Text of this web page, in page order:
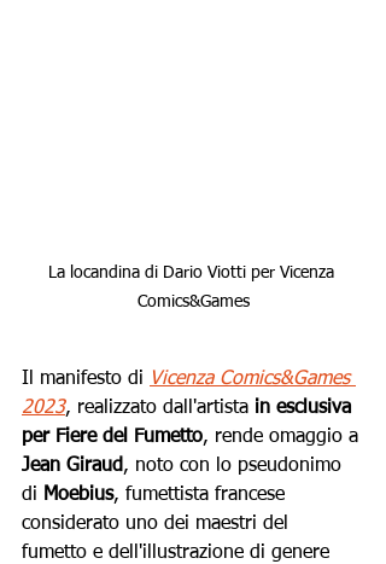
La locandina di Dario Viotti per Vicenza
Comics&Games
Il manifesto di Vicenza Comics&Games
2023, realizzato dall'artista in esclusiva
per Fiere del Fumetto, rende omaggio a
Jean Giraud, noto con lo pseudonimo
di Moebius, fumettista francese
considerato uno dei maestri del
fumetto e dell'illustrazione di genere